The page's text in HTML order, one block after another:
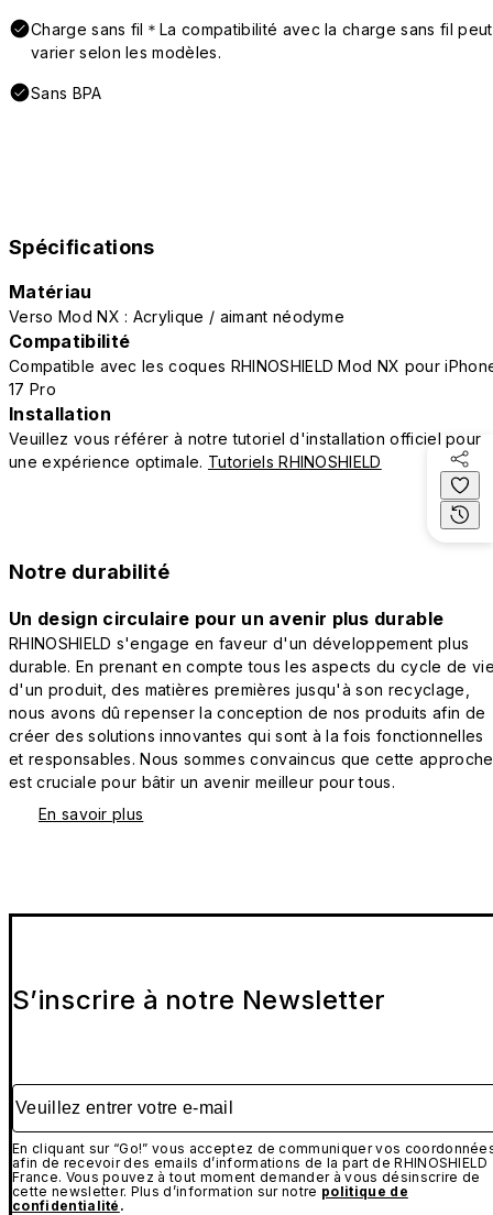
Charge sans fil＊La compatibilité avec la charge sans fil peut
varier selon les modèles.
Sans BPA
Spécifications
Matériau
Verso Mod NX : Acrylique / aimant néodyme
Compatibilité
Compatible avec les coques RHINOSHIELD Mod NX pour
17 Pro
Installation
Veuillez vous référer à notre tutoriel d'installation officiel pour
une expérience optimale. Tutoriels RHINOSHIELD
Notre durabilité
Un design circulaire pour un avenir plus durable
RHINOSHIELD s'engage en faveur d'un développement plus
durable. En prenant en compte tous les aspects du cycle de
d'un produit, des matières premières jusqu'à son recyclage,
nous avons dû repenser la conception de nos produits afin de
créer des solutions innovantes qui sont à la fois fonctionnelles
et responsables. Nous sommes convaincus que cette approche
est cruciale pour bâtir un avenir meilleur pour tous.
En savoir plus
S’inscrire à notre Newsletter
Veuillez entrer votre e-mail
En cliquant sur “Go!” vous acceptez de communiquer vos
afin de recevoir des emails d’informations de la part de RHINOSHIELD
France. Vous pouvez à tout moment demander à vous désinscrire de
cette newsletter. Plus d’information sur notre politique de
confidentialité .